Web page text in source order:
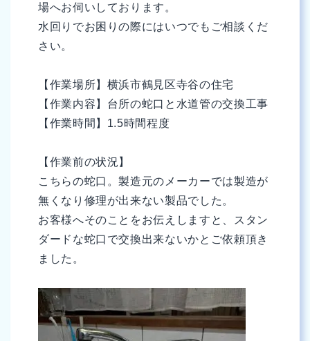
場へお伺いしております。
水回りでお困りの際にはいつでもご相談くだ
さい。
【作業場所】横浜市鶴見区寺谷の住宅
【作業内容】台所の蛇口と水道管の交換工事
【作業時間】1.5時間程度
【作業前の状況】
こちらの蛇口。製造元のメーカーでは製造が
無くなり修理が出来ない製品でした。
お客様へそのことをお伝えしますと、スタン
ダードな蛇口で交換出来ないかとご依頼頂き
ました。